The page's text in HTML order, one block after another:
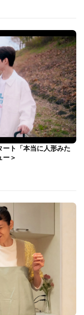
ート「本当に人形みた
ー＞